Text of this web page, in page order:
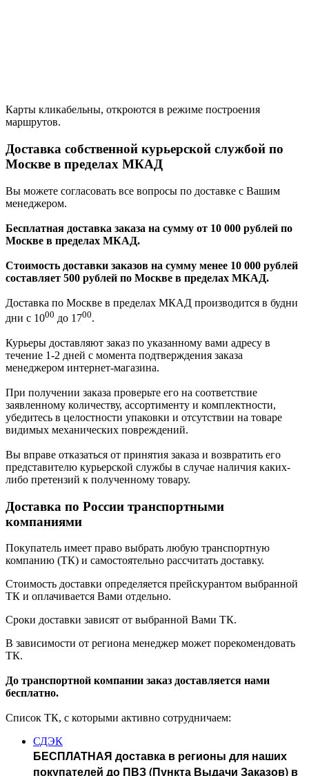
Карты кликабельны, откроются в режиме построения
маршрутов.
Доставка собственной курьерской службой по
Москве в пределах МКАД
Вы можете согласовать все вопросы по доставке с Вашим
менеджером.
Бесплатная доставка заказа на сумму от 10 000 рублей по
Москве в пределах МКАД.
Стоимость доставки заказов на сумму менее 10 000 рублей
составляет 500 рублей по Москве в пределах МКАД.
Доставка по Москве в пределах МКАД производится в будни
дни с 1000 до 1700.
Курьеры доставляют заказ по указанному вами адресу в
течение 1-2 дней с момента подтверждения заказа
менеджером интернет-магазина.
При получении заказа проверьте его на соответствие
заявленному количеству, ассортименту и комплектности,
убедитесь в целостности упаковки и отсутствии на товаре
видимых механических повреждений.
Вы вправе отказаться от принятия заказа и возвратить его
представителю курьерской службы в случае наличия каких-
либо претензий к полученному товару.
Доставка по России транспортными
компаниями
Покупатель имеет право выбрать любую транспортную
компанию (ТК) и самостоятельно рассчитать доставку.
Стоимость доставки определяется прейскурантом выбранной
ТК и оплачивается Вами отдельно.
Сроки доставки зависят от выбранной Вами ТК.
В зависимости от региона менеджер может порекомендовать
ТК.
До транспортной компании заказ доставляется нами
бесплатно.
Список ТК, с которыми активно сотрудничаем:
СДЭК
БЕСПЛАТНАЯ доставка в регионы для наших
покупателей до ПВЗ (Пункта Выдачи Заказов) в